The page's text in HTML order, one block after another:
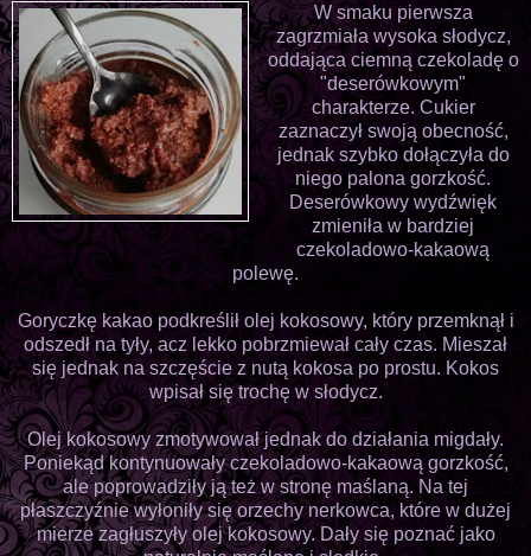
W smaku pierwsza
zagrzmiała wysoka słodycz,
oddająca ciemną czekoladę o
"deserówkowym"
charakterze. Cukier
zaznaczył swoją obecność,
jednak szybko dołączyła do
niego palona gorzkość.
Deserówkowy wydźwięk
zmieniła w bardziej
czekoladowo-kakaową
polewę.
Goryczkę kakao podkreślił olej kokosowy, który przemknął i
odszedł na tyły, acz lekko pobrzmiewał cały czas. Mieszał
się jednak na szczęście z nutą kokosa po prostu. Kokos
wpisał się trochę w słodycz.
Olej kokosowy zmotywował jednak do działania migdały.
Poniekąd kontynuowały czekoladowo-kakaową gorzkość,
ale poprowadziły ją też w stronę maślaną. Na tej
płaszczyźnie wyłoniły się orzechy nerkowca, które w dużej
mierze zagłuszyły olej kokosowy. Dały się poznać jako